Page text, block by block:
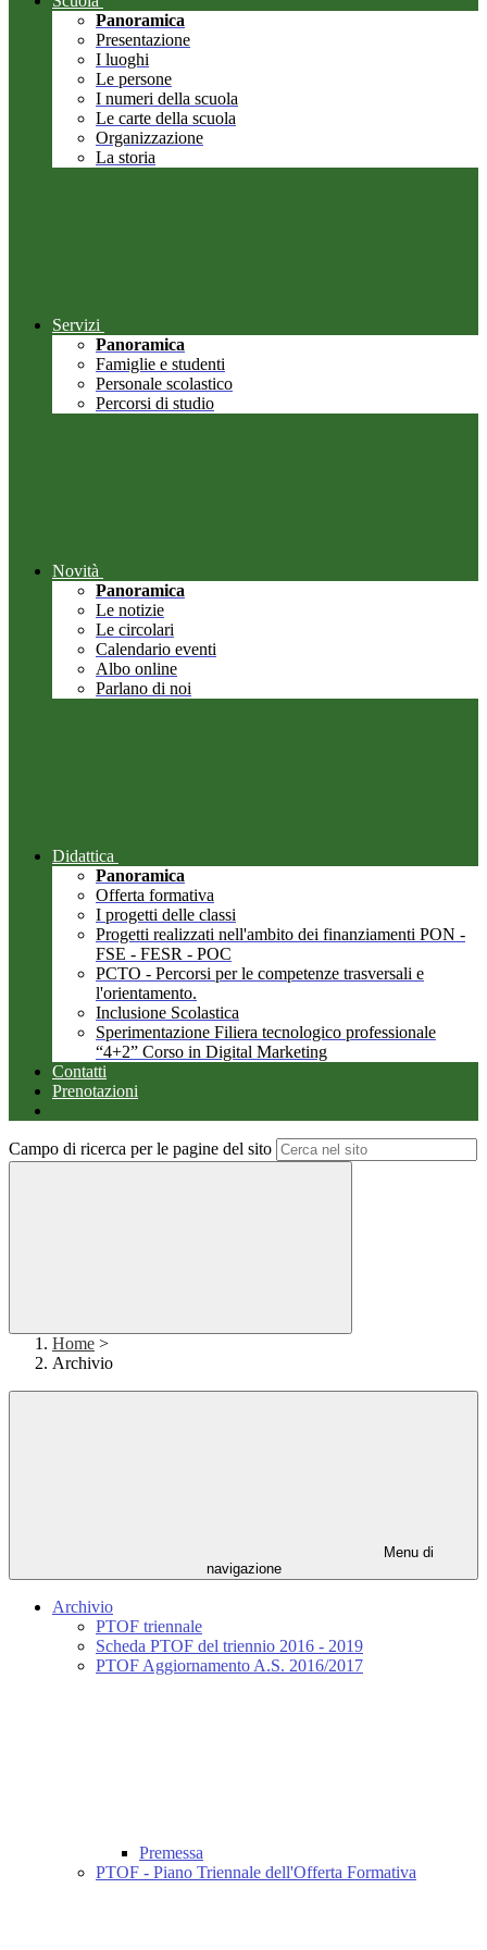
Panoramica
Presentazione
I luoghi
Le persone
I numeri della scuola
Le carte della scuola
Organizzazione
La storia
Servizi
Panoramica
Famiglie e studenti
Personale scolastico
Percorsi di studio
Novità
Panoramica
Le notizie
Le circolari
Calendario eventi
Albo online
Parlano di noi
Didattica
Panoramica
Offerta formativa
I progetti delle classi
Progetti realizzati nell'ambito dei finanziamenti PON -
FSE - FESR - POC
PCTO - Percorsi per le competenze trasversali e
l'orientamento.
Inclusione Scolastica
Sperimentazione Filiera tecnologico professionale
“4+2” Corso in Digital Marketing
Contatti
Prenotazioni
Campo di ricerca per le pagine del sito
Home >
Archivio
Menu di
navigazione
Archivio
PTOF triennale
Scheda PTOF del triennio 2016 - 2019
PTOF Aggiornamento A.S. 2016/2017
Premessa
PTOF - Piano Triennale dell'Offerta Formativa